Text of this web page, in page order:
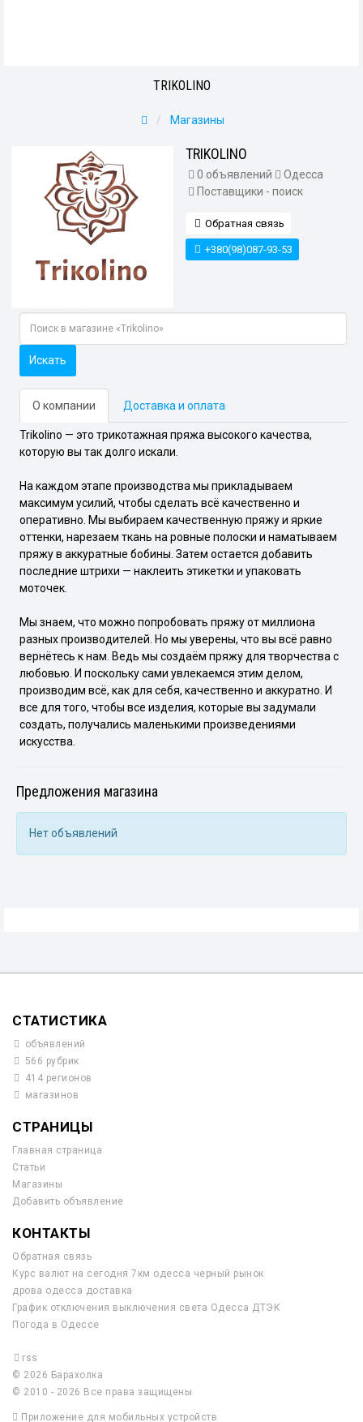
TRIKOLINO
Магазины
TRIKOLINO
0 объявлений
Одесса
Поставщики - поиск
Обратная связь
+380(98)087-93-53
Искать
О компании Доставка и оплата
Trikolino — это трикотажная пряжа высокого качества,
которую вы так долго искали.
На каждом этапе производства мы прикладываем
максимум усилий, чтобы сделать всё качественно и
оперативно. Мы выбираем качественную пряжу и яркие
оттенки, нарезаем ткань на ровные полоски и наматываем
пряжу в аккуратные бобины. Затем остается добавить
последние штрихи — наклеить этикетки и упаковать
моточек.
Мы знаем, что можно попробовать пряжу от миллиона
разных производителей. Но мы уверены, что вы всё равно
вернётесь к нам. Ведь мы создаём пряжу для творчества с
любовью. И поскольку сами увлекаемся этим делом,
производим всё, как для себя, качественно и аккуратно. И
все для того, чтобы все изделия, которые вы задумали
создать, получались маленькими произведениями
искусства.
Предложения магазина
Нет объявлений
СТАТИСТИКА
объявлений
566 рубрик
414 регионов
магазинов
СТРАНИЦЫ
Главная страница
Статьи
Магазины
Добавить объявление
КОНТАКТЫ
Обратная связь
Курс валют на сегодня 7км одесса черный рынок
дрова одесса доставка
График отключения выключения света Одесса ДТЭК
Погода в Одессе
rss
© 2026 Барахолка
© 2010 - 2026 Все права защищены
Приложение для мобильных устройств